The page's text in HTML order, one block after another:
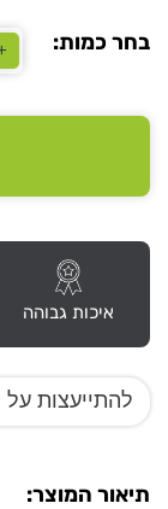
בחר כמות:
איכות גבוהה
להתייעצות
תיאור המוצר: